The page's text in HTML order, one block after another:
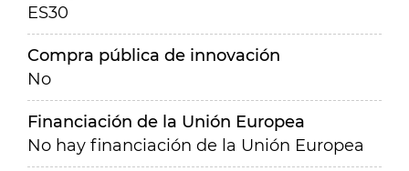
ES30
Compra pública de innovación
No
Financiación de la Unión Europea
No hay financiación de la Unión Europea